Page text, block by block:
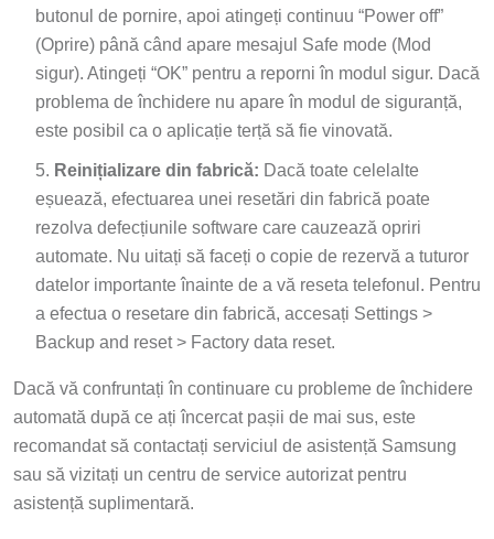
butonul de pornire, apoi atingeți continuu “Power off”
(Oprire) până când apare mesajul Safe mode (Mod
sigur). Atingeți “OK” pentru a reporni în modul sigur. Dacă
problema de închidere nu apare în modul de siguranță,
este posibil ca o aplicație terță să fie vinovată.
Reinițializare din fabrică: Dacă toate celelalte
eșuează, efectuarea unei resetări din fabrică poate
rezolva defecțiunile software care cauzează opriri
automate. Nu uitați să faceți o copie de rezervă a tuturor
datelor importante înainte de a vă reseta telefonul. Pentru
a efectua o resetare din fabrică, accesați Settings >
Backup and reset > Factory data reset.
Dacă vă confruntați în continuare cu probleme de închidere
automată după ce ați încercat pașii de mai sus, este
recomandat să contactați serviciul de asistență Samsung
sau să vizitați un centru de service autorizat pentru
asistență suplimentară.